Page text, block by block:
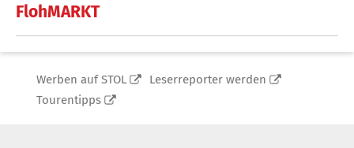
FlohMARKT
Werben auf STOL
Leserreporter werden
Tourentipps